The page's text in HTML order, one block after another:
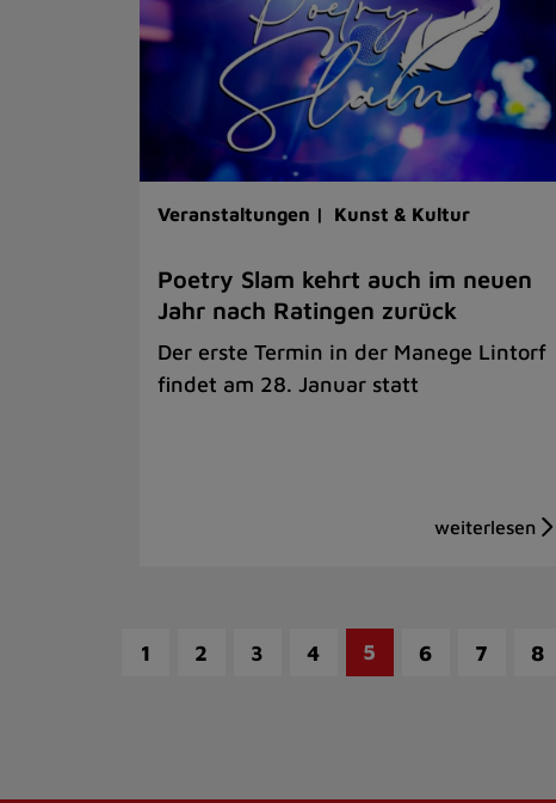
Veranstaltungen | Kunst & Kultur
Poetry Slam kehrt auch im neuen
Jahr nach Ratingen zurück
Der erste Termin in der Manege Lintorf
findet am 28. Januar statt
1 2 3 4 5 6 7 8